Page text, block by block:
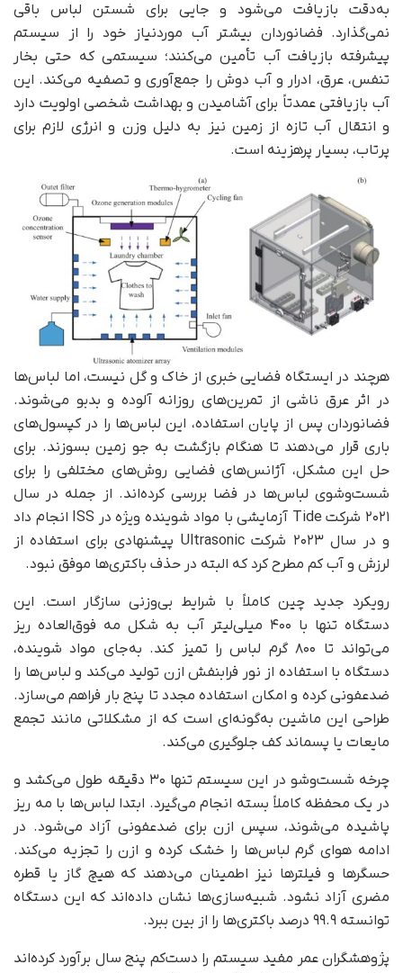
به‌دقت بازیافت می‌شود و جایی برای شستن لباس باقی
نمی‌گذارد. فضانوردان بیشتر آب موردنیاز خود را از سیستم
پیشرفته بازیافت آب تأمین می‌کنند؛ سیستمی که حتی بخار
تنفس، عرق، ادرار و آب دوش را جمع‌آوری و تصفیه می‌کند. این
آب بازیافتی عمدتاً برای آشامیدن و بهداشت شخصی اولویت دارد
و انتقال آب تازه از زمین نیز به دلیل وزن و انرژی لازم برای
پرتاب، بسیار پرهزینه است.
هرچند در ایستگاه فضایی خبری از خاک و گل نیست، اما لباس‌ها
در اثر عرق ناشی از تمرین‌های روزانه آلوده و بدبو می‌شوند.
فضانوردان پس از پایان استفاده، این لباس‌ها را در کپسول‌های
باری قرار می‌دهند تا هنگام بازگشت به جو زمین بسوزند. برای
حل این مشکل، آژانس‌های فضایی روش‌های مختلفی را برای
شست‌وشوی لباس‌ها در فضا بررسی کرده‌اند. از جمله در سال
۲۰۲۱ شرکت Tide آزمایشی با مواد شوینده ویژه در ISS انجام داد
و در سال ۲۰۲۳ شرکت Ultrasonic پیشنهادی برای استفاده از
لرزش و آب کم مطرح کرد که البته در حذف باکتری‌ها موفق نبود.
رویکرد جدید چین کاملاً با شرایط بی‌وزنی سازگار است. این
دستگاه تنها با ۴۰۰ میلی‌لیتر آب به شکل مه فوق‌العاده ریز
می‌تواند تا ۸۰۰ گرم لباس را تمیز کند. به‌جای مواد شوینده،
دستگاه با استفاده از نور فرابنفش ازن تولید می‌کند و لباس‌ها را
ضدعفونی کرده و امکان استفاده مجدد تا پنج بار فراهم می‌سازد.
طراحی این ماشین به‌گونه‌ای است که از مشکلاتی مانند تجمع
مایعات یا پسماند کف جلوگیری می‌کند.
چرخه شست‌وشو در این سیستم تنها ۳۰ دقیقه طول می‌کشد و
در یک محفظه کاملاً بسته انجام می‌گیرد. ابتدا لباس‌ها با مه ریز
پاشیده می‌شوند، سپس ازن برای ضدعفونی آزاد می‌شود. در
ادامه هوای گرم لباس‌ها را خشک کرده و ازن را تجزیه می‌کند.
حسگرها و فیلترها نیز اطمینان می‌دهند که هیچ گاز یا قطره
مضری آزاد نشود. شبیه‌سازی‌ها نشان داده‌اند که این دستگاه
توانسته ۹۹.۹ درصد باکتری‌ها را از بین ببرد.
پژوهشگران عمر مفید سیستم را دست‌کم پنج سال برآورد کرده‌اند